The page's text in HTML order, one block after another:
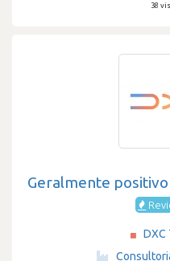
38
Geralmente
DXC